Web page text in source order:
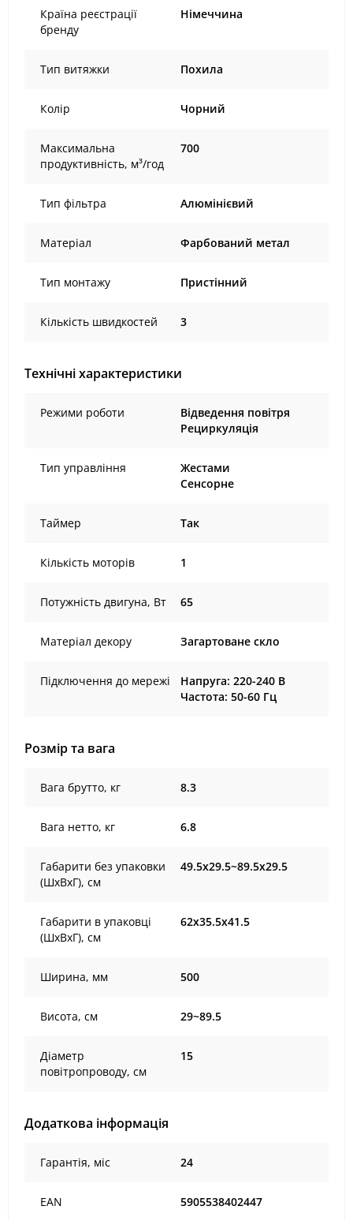
Країна реєстрації
бренду
Німеччина
Тип витяжки Похила
Колір Чорний
Максимальна
продуктивність, м³/год
700
Тип фільтра Алюмінієвий
Матеріал Фарбований метал
Тип монтажу Пристінний
Кількість швидкостей 3
Технічні характеристики
Режими роботи
Відведення повітря
Рециркуляція
Тип управління
Жестами
Сенсорне
Таймер Так
Кількість моторів 1
Потужність двигуна, Вт 65
Матеріал декору Загартоване скло
Підключення до мережі
Напруга: 220-240 В
Частота: 50-60 Гц
Розмір та вага
Вага брутто, кг 8.3
Вага нетто, кг 6.8
Габарити без упаковки
(ШхВхГ), cм
49.5х29.5~89.5х29.5
Габарити в упаковці
(ШхВхГ), cм
62х35.5х41.5
Ширина, мм 500
Висота, см 29~89.5
Діаметр
повітропроводу, см
15
Додаткова інформація
Гарантія, міс 24
EAN 5905538402447